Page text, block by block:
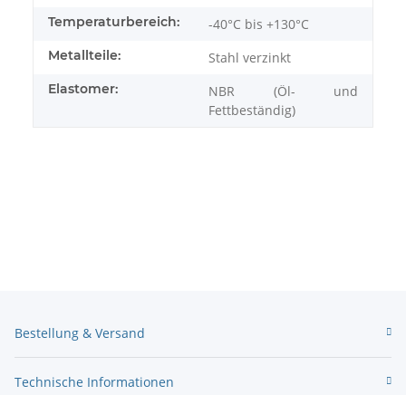
Temperaturbereich: -40°C bis +130°C
Metallteile: Stahl verzinkt
Elastomer:
NBR (Öl- und
Fettbeständig)
Bestellung & Versand
Technische Informationen